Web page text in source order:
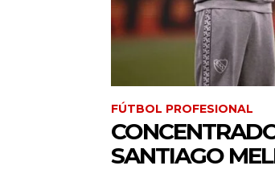
FÚTBOL PROFESIONAL
SANTIAGO